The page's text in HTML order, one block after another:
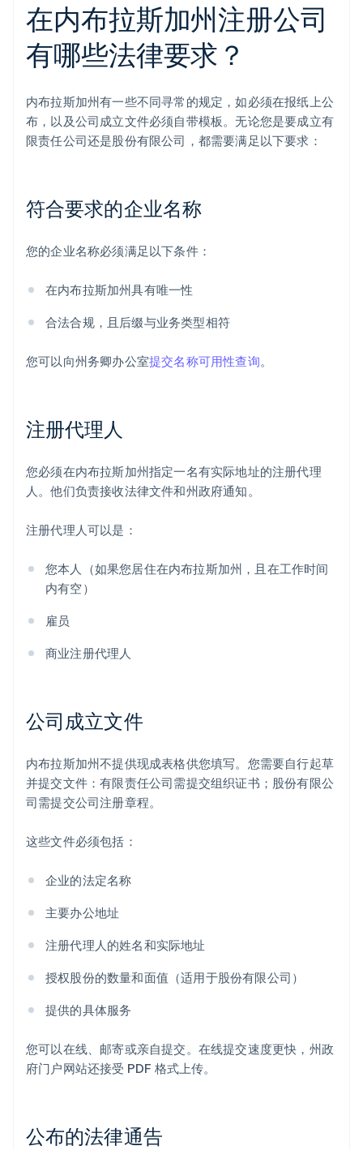
在内布拉斯加州注册公司
有哪些法律要求？
内布拉斯加州有一些不同寻常的规定，如必须在报纸上公
布，以及公司成立文件必须自带模板。无论您是要成立有
限责任公司还是股份有限公司，都需要满足以下要求：
符合要求的企业名称
您的企业名称必须满足以下条件：
在内布拉斯加州具有唯一性
合法合规，且后缀与业务类型相符
您可以向州务卿办公室提交名称可用性查询。
注册代理人
您必须在内布拉斯加州指定一名有实际地址的注册代理
人。他们负责接收法律文件和州政府通知。
注册代理人可以是：
您本人（如果您居住在内布拉斯加州，且在工作时间
内有空）
雇员
商业注册代理人
公司成立文件
内布拉斯加州不提供现成表格供您填写。您需要自行起草
并提交文件：有限责任公司需提交组织证书；股份有限公
司需提交公司注册章程。
这些文件必须包括：
企业的法定名称
主要办公地址
注册代理人的姓名和实际地址
授权股份的数量和面值（适用于股份有限公司）
提供的具体服务
您可以在线、邮寄或亲自提交。在线提交速度更快，州政
府门户网站还接受 PDF 格式上传。
公布的法律通告